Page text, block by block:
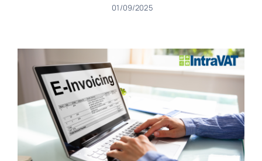
01/09/2025